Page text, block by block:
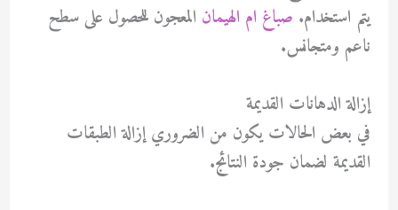
يتم استخدام. صباغ ام الهيمان المعجون للحصول على سطح
ناعم ومتجانس.
إزالة الدهانات القديمة
في بعض الحالات يكون من الضروري إزالة الطبقات
القديمة لضمان جودة النتائج.